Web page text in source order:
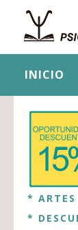
INICIO
* ARTES
*